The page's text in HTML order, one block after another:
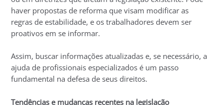
haver propostas de reforma que visam modificar as
regras de estabilidade, e os trabalhadores devem ser
proativos em se informar.
Assim, buscar informações atualizadas e, se necessário, a
ajuda de profissionais especializados é um passo
fundamental na defesa de seus direitos.
Tendências e mudanças recentes na legislação